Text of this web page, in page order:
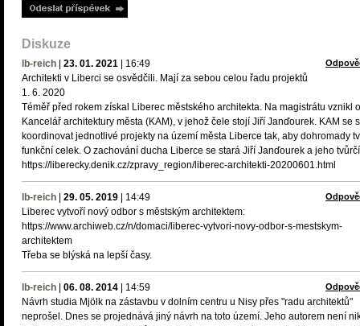
Diskuze
lb-reich 23. 01. 2021 16:49
Architekti v Liberci se osvědčili. Mají za sebou celou řadu projektů
1. 6. 2020
Téměř před rokem získal Liberec městského architekta. Na magistrátu vznikl
Kancelář architektury města (KAM), v jehož čele stojí Jiří Janďourek. KAM se
koordinovat jednotlivé projekty na území města Liberce tak, aby dohromady
funkční celek. O zachování ducha Liberce se stará Jiří Janďourek a jeho
https://liberecky.denik.cz/zpravy_region/liberec-architekti-20200601.html
lb-reich 29. 05. 2019 14:49
Liberec vytvoří nový odbor s městským architektem:
https://www.archiweb.cz/n/domaci/liberec-vytvori-novy-odbor-s-mestskym-
architektem
Třeba se blýská na lepší časy.
lb-reich 06. 08. 2014 14:59
Návrh studia Mjölk na zástavbu v dolním centru u Nisy přes "radu architektů"
neprošel. Dnes se projednává jiný návrh na toto území. Jeho autorem není